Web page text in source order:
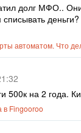
долг МФО..
деньги?
автоматом. Что
500к на 2 года.
в Fingooroo